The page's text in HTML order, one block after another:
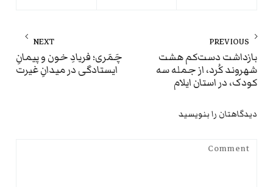
راهبری
نوشته
PREVIOUS
Previous
post:
بازداشت دست‌کم هشت
شهروند کُرد، از جمله سه
کودک، در استان ایلام
NEXT
چَمَری؛ فریادِ خون و پیمانِ
ایستادگی در میدانِ غیرت
دیدگاهتان را بنویسید